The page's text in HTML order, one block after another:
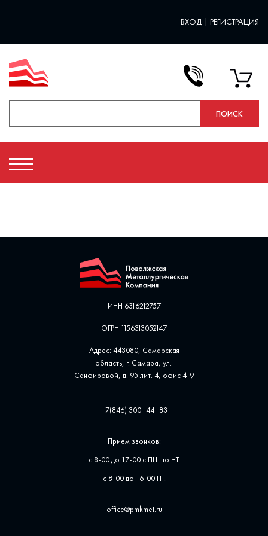
ВХОД | РЕГИСТРАЦИЯ
ИНН 6316212757
ОГРН 1156313052147
Адрес: 443080, Самарская
область, г. Самара, ул. ​
Санфировой, д. 95 лит. 4, офис ​419
+7(846) 300‒44‒83
Прием звонков:
с 8-00 до 17-00 с ПН. по ЧТ.
с 8-00 до 16-00 ПТ.
office@pmkmet.ru